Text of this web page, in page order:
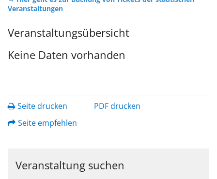
Veranstaltungen
Veranstaltungsübersicht
Keine Daten vorhanden
Seite drucken
PDF drucken
Seite empfehlen
Veranstaltung suchen